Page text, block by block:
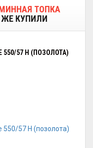
ТОПКА
ЖЕ КУПИЛИ
550/57 H (ПОЗОЛОТА)